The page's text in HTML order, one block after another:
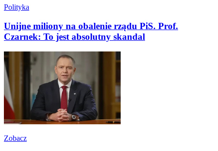
Polityka
Unijne miliony na obalenie rządu PiS. Prof.
Czarnek: To jest absolutny skandal
Zobacz